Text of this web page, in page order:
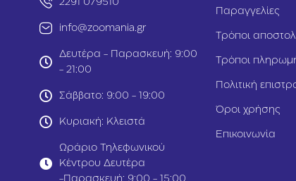
2291 079510
info@zoomania.gr
Δευτέρα - Παρασκευή: 9:00
- 21:00
Σάββατο: 9:00 - 19:00
Κυριακή: Κλειστά
Ωράριο Τηλεφωνικού
Κέντρου Δευτέρα
-Παρασκευή: 9:00 - 15:00
Παραγγελίες
Τρόποι
Τρόποι
Πολιτική
Όροι χρήσης
Επικοινωνία